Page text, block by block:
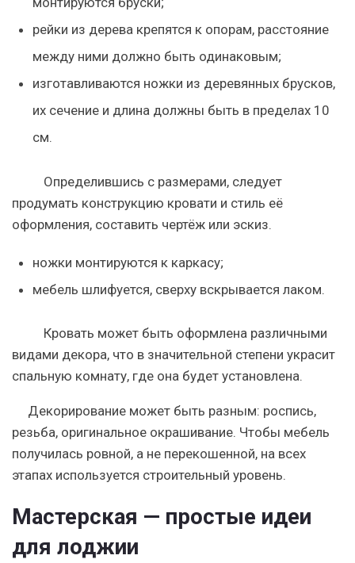
рейки из дерева крепятся к опорам, расстояние
между ними должно быть одинаковым;
изготавливаются ножки из деревянных брусков,
их сечение и длина должны быть в пределах 10
см.
Определившись с размерами, следует
продумать конструкцию кровати и стиль её
оформления, составить чертёж или эскиз.
ножки монтируются к каркасу;
мебель шлифуется, сверху вскрывается лаком.
Кровать может быть оформлена различными
видами декора, что в значительной степени украсит
спальную комнату, где она будет установлена.
Декорирование может быть разным: роспись,
резьба, оригинальное окрашивание. Чтобы мебель
получилась ровной, а не перекошенной, на всех
этапах используется строительный уровень.
Мастерская — простые идеи
для лоджии